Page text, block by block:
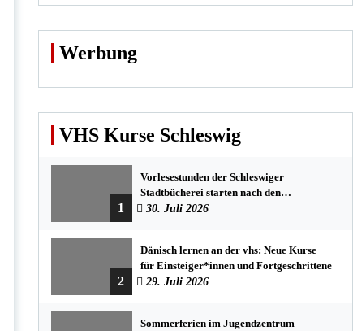
Werbung
VHS Kurse Schleswig
1
Vorlesestunden der Schleswiger
Stadtbücherei starten nach den
Sommerferien mit spannenden
30. Juli 2026
2
Dänisch lernen an der vhs: Neue Kurse
für Einsteiger*innen und Fortgeschrittene
29. Juli 2026
Sommerferien im Jugendzentrum